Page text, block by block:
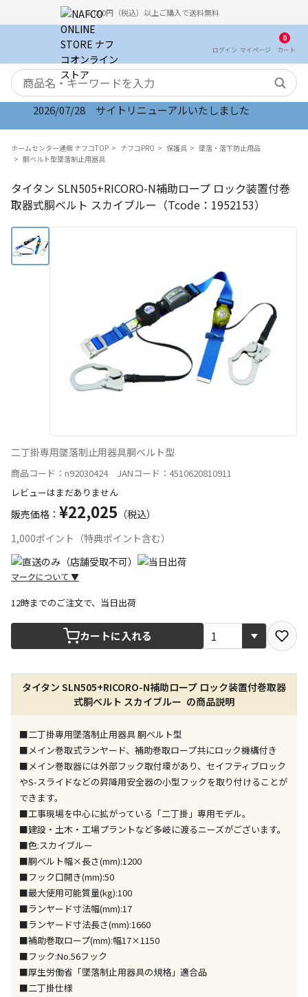
5,000円（税込）以上ご購入で送料無料
ログイン マイ ページ
0
カート
検索キーワード
2026/07/28 サイトリニューアルいたしました
ホームセンター通販 ナフコTOP ナフコPRO 保護具
墜落・落下防止用品
胴ベルト型墜落制止用器具
タイタン SLN505+RICORO-N補助ロープ ロック装置付巻
取器式胴ベルト スカイブルー（Tcode：1952153）
二丁掛専用墜落制止用器具胴ベルト型
商品コード：n92030424 JANコード：4510620810911
レビューはまだありません
販売価格： ¥22,025 （税込）
1,000ポイント（特典ポイント含む）
マークについて ▼
宅配や店舗受取を選択できる商品です
店舗のみで受取できる商品です（宅配便でのお届けが
できません）
※同時購入の商品は、全て同じ店舗での受取となりま
す
特定の店舗のみで受取ができる商品です（宅配便での
お届けができません）
※同時購入の商品は、全て同じ店舗での受取となりま
す
委託業者によりお届けする商品です
※ほか商品との同時購入はできません。お手数です
が、ご購入手続きを分けてお買い求めください
※支払い方法の代金引換は選択できません。
※電話注文はできません。
宅配のみでお届けする商品です（店舗受取は選択でき
ません）
※「宅配・店舗受取」「宅配のみ」マークの商品のみ
同時購入が可能です
午前9時までのご注文確定した商品については、当日に
出荷いたします。
ただし、メーカーの営業日に基づき出荷手続きを行う
12時までのご注文で、当日出荷
カートに入れる
タイタン SLN505+RICORO-N補助ロープ ロック装置付巻取器
式胴ベルト スカイブルー の商品説明
■二丁掛専用墜落制止用器具 胴ベルト型
■メイン巻取式ランヤード、補助巻取ロープ共にロック機構付き
■メイン巻取器には外部フック取付環があり、セイフティブロック
やS-スライドなどの昇降用安全器の小型フックを取り付けることが
できます。
■工事現場を中心に拡がっている「二丁掛」専用モデル。
■建設・土木・工場プラントなど多岐に渡るニーズがございます。
■色:スカイブルー
■胴ベルト幅×長さ(mm):1200
■フック口開き(mm):50
■最大使用可能質量(kg):100
■ランヤード寸法幅(mm):17
■ランヤード寸法長さ(mm):1660
■補助巻取ロープ(mm):幅17×1150
■フック:No.56フック
■厚生労働省「墜落制止用器具の規格」適合品
■二丁掛仕様